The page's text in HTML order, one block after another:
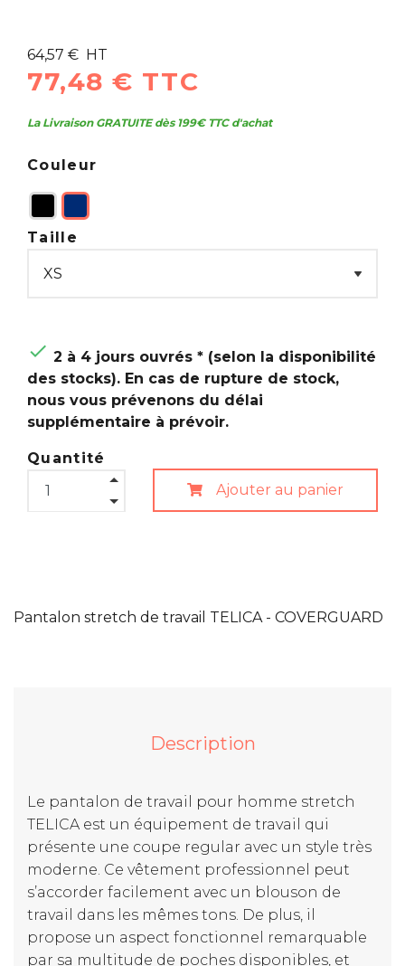
64,57 € HT
77,48 € TTC
La Livraison GRATUITE dès 199€ TTC d'achat
Couleur
Taille
 2 à 4 jours ouvrés * (selon la disponibilité
des stocks). En cas de rupture de stock,
nous vous prévenons du délai
supplémentaire à prévoir.
Quantité
Ajouter au panier
Pantalon stretch de travail TELICA - COVERGUARD
Description
Le pantalon de travail pour homme stretch
TELICA est un équipement de travail qui
présente une coupe regular avec un style très
moderne. Ce vêtement professionnel peut
s’accorder facilement avec un blouson de
travail dans les mêmes tons. De plus, il
propose un aspect fonctionnel remarquable
par sa multitude de poches disponibles, et